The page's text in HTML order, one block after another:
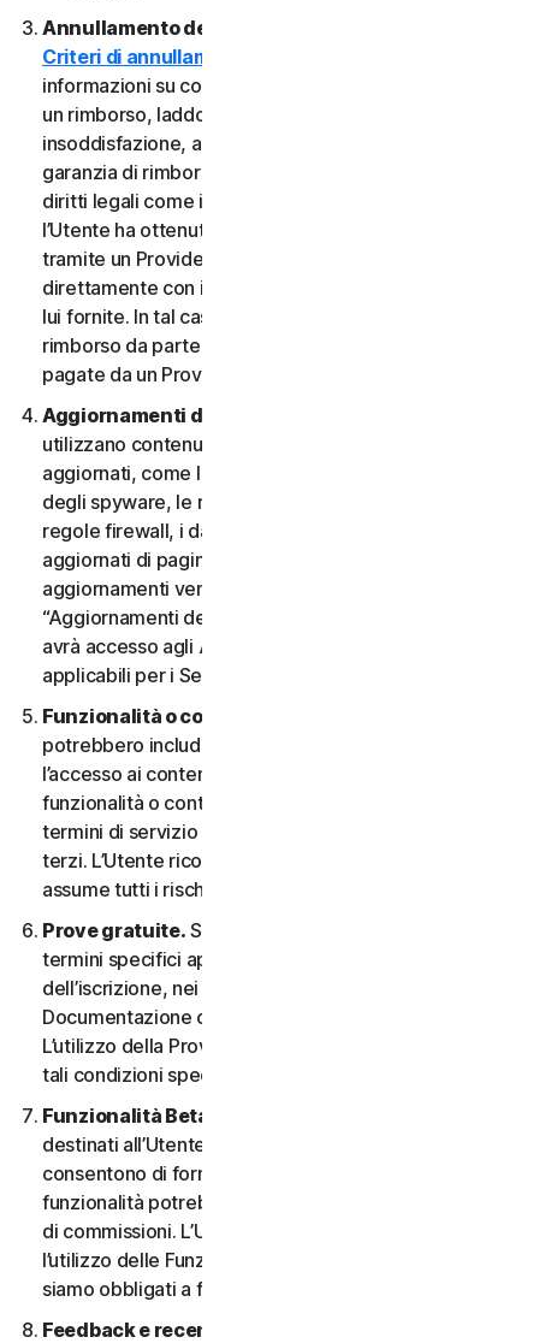
Annullamento del Servizio.
Criteri di annullamento e di rimborso
informazioni su come annullare il contratto e ottenere
un rimborso, laddove applicabile. In caso di
insoddisfazione, alcuni Servizi possono includere una
garanzia di rimborso, indipendentemente da eventuali
diritti legali come i diritti di recesso. Tuttavia, se
l’Utente ha ottenuto il diritto di utilizzare il Servizio
tramite un Provider e desidera annullarlo, deve farlo
direttamente con il Provider, seguendo le istruzioni da
lui fornite. In tal caso, non si ha diritto a nessun
rimborso da parte nostra di eventuali commissioni
pagate da un Provider.
Aggiornamenti dei contenuti.
utilizzano contenuti che vengono periodicamente
aggiornati, come le definizioni dei virus, le definizioni
degli spyware, le regole antispam, gli elenchi URL, le
regole firewall, i dati di vulnerabilità e gli elenchi
aggiornati di pagine web autenticate. Questi
aggiornamenti vengono definiti collettivamente
“Aggiornamenti dei contenuti”. In tal caso, l’Utente
avrà accesso agli Aggiornamenti dei contenuti
applicabili per i Servizi durante il Periodo del Servizio.
Funzionalità o contenuti di terzi.
potrebbero includere funzionalità di terzi o consentire
l’accesso ai contenuti di un sito Web di terzi. Tali
funzionalità o contenuti possono essere soggetti ai
termini di servizio e alle informative sulla privacy di tali
terzi. L’Utente riconosce la sola responsabilità e si
assume tutti i rischi derivanti dall’uso di risorse di terzi.
Prove gratuite. Se offriamo una Prova gratuita, i
termini specifici applicabili saranno forniti al momento
dell’iscrizione, nei materiali promozionali e/o nella
Documentazione che ne descrivono i dettagli.
L’utilizzo della Prova gratuita è soggetto al rispetto di
tali condizioni specifiche.
Funzionalità Beta.
destinati all’Utente le funzionalità Beta che
consentono di fornire feedback. L’utilizzo di tali
funzionalità potrebbe essere soggetto al pagamento
di commissioni. L’Utente comprende e accetta che
l’utilizzo delle Funzionalità Beta è volontario e non
siamo obbligati a fornire alcuna Funzionalità Beta.
Feedback e recensioni.